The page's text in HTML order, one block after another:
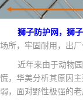
狮子防护网，狮
场所，牢固耐用，出厂
近年来由于动物
慌，华美分析其原因
弱，面对野性极强的